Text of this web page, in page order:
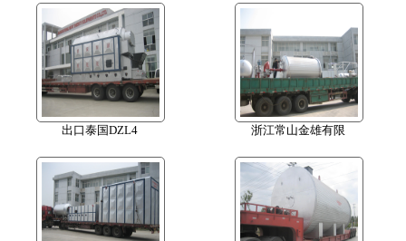
出口泰国DZL4 浙江常山金雄有限